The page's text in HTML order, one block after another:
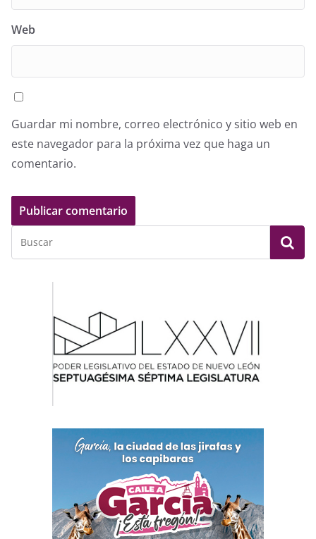
Web
Guardar mi nombre, correo electrónico y sitio web en
este navegador para la próxima vez que haga un
comentario.